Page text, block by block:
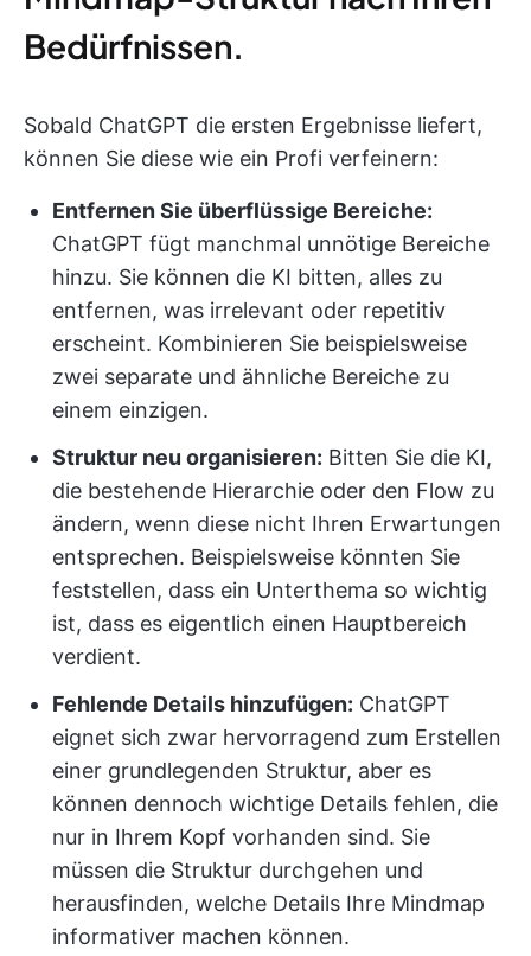
Bedürfnissen.
Sobald ChatGPT die ersten Ergebnisse liefert,
können Sie diese wie ein Profi verfeinern:
Entfernen Sie überflüssige Bereiche:
ChatGPT fügt manchmal unnötige Bereiche
hinzu. Sie können die KI bitten, alles zu
entfernen, was irrelevant oder repetitiv
erscheint. Kombinieren Sie beispielsweise
zwei separate und ähnliche Bereiche zu
einem einzigen.
Struktur neu organisieren: Bitten Sie die KI,
die bestehende Hierarchie oder den Flow zu
ändern, wenn diese nicht Ihren Erwartungen
entsprechen. Beispielsweise könnten Sie
feststellen, dass ein Unterthema so wichtig
ist, dass es eigentlich einen Hauptbereich
verdient.
Fehlende Details hinzufügen: ChatGPT
eignet sich zwar hervorragend zum Erstellen
einer grundlegenden Struktur, aber es
können dennoch wichtige Details fehlen, die
nur in Ihrem Kopf vorhanden sind. Sie
müssen die Struktur durchgehen und
herausfinden, welche Details Ihre Mindmap
informativer machen können.